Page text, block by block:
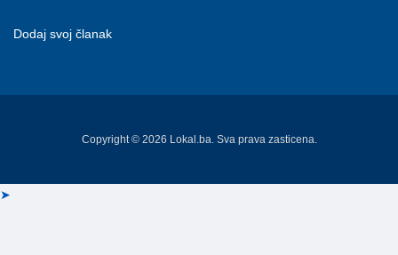
Dodaj svoj članak
Copyright © 2026 Lokal.ba. Sva prava zasticena.
➤